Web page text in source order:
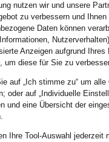
nutzen wir und unsere
zu verbessern und
Daten können
Anzeigen aufgrund
um diese für Sie zu
auf „Ich stimme zu“ um
oder auf „Individuelle
und eine Übersicht der
Ihre Tool-Auswahl jederzeit